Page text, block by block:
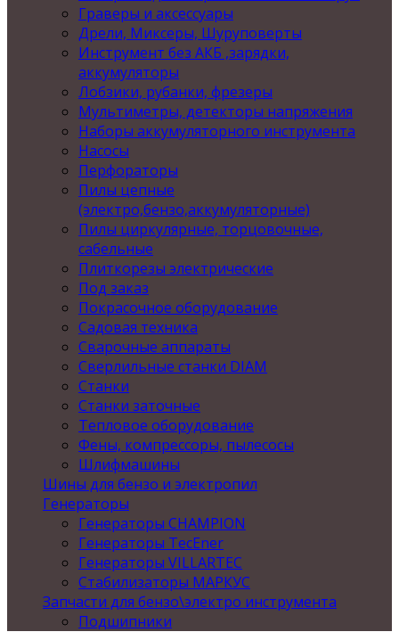
Граверы и аксессуары
Дрели, Миксеры, Шуруповерты
Инструмент без АКБ ,зарядки,
аккумуляторы
Лобзики, рубанки, фрезеры
Мультиметры, детекторы напряжения
Наборы аккумуляторного инструмента
Насосы
Перфораторы
Пилы цепные
(электро,бензо,аккумуляторные)
Пилы циркулярные, торцовочные,
сабельные
Плиткорезы электрические
Под заказ
Покрасочное оборудование
Садовая техника
Сварочные аппараты
Сверлильные станки DIAM
Станки
Станки заточные
Тепловое оборудование
Фены, компрессоры, пылесосы
Шлифмашины
Шины для бензо и электропил
Генераторы
Генераторы CHAMPION
Генераторы TecEner
Генераторы VILLARTEC
Стабилизаторы МАРКУС
Запчасти для бензо\электро инструмента
Подшипники